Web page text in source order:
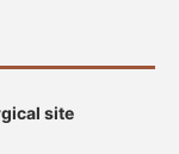
site